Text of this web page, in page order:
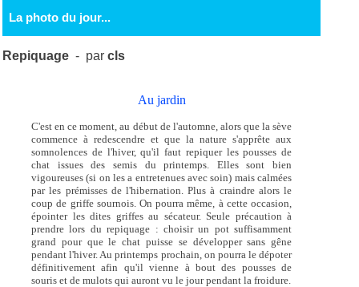
La photo du jour...
Repiquage - parcls
Au jardin
C'est en ce moment, au début de l'automne, alors que la sève
commence à redescendre et que la nature s'apprête aux
somnolences de l'hiver, qu'il faut repiquer les pousses de
chat issues des semis du printemps. Elles sont bien
vigoureuses (si on les a entretenues avec soin) mais calmées
par les prémisses de l'hibernation. Plus à craindre alors le
coup de griffe sournois. On pourra même, à cette occasion,
épointer les dites griffes au sécateur. Seule précaution à
prendre lors du repiquage : choisir un pot suffisamment
grand pour que le chat puisse se développer sans gêne
pendant l'hiver. Au printemps prochain, on pourra le dépoter
définitivement afin qu'il vienne à bout des pousses de
souris et de mulots qui auront vu le jour pendant la froidure.